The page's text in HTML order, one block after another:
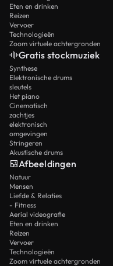
Eten en drinken
Reizen
Vervoer
Technologieën
Zoom virtuele achtergronden
Gratis stockmuziek
Synthese
Elektronische drums
sleutels
Het piano
Cinematisch
zachtjes
elektronisch
omgevingen
Stringeren
Akustische drums
Afbeeldingen
Natuur
Mensen
Liefde & Relaties
- Fitness
Aerial videografie
Eten en drinken
Reizen
Vervoer
Technologieën
Zoom virtuele achtergronden